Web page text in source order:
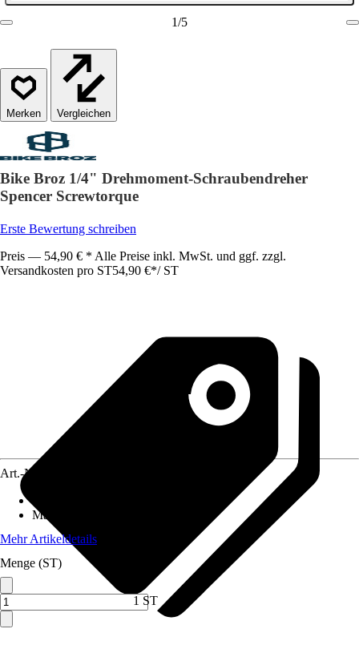
1/5
Vergleichen
Bike Broz 1/4" Drehmoment-Schraubendreher
Spencer Screwtorque
Erste Bewertung schreiben
Preis — 54,90 € * Alle Preise inkl. MwSt. und ggf. zzgl.
Versandkosten pro ST54,90 €*/ ST
Art.-Nr.
Material
Mehr Artikeldetails
Menge (ST)
1 ST